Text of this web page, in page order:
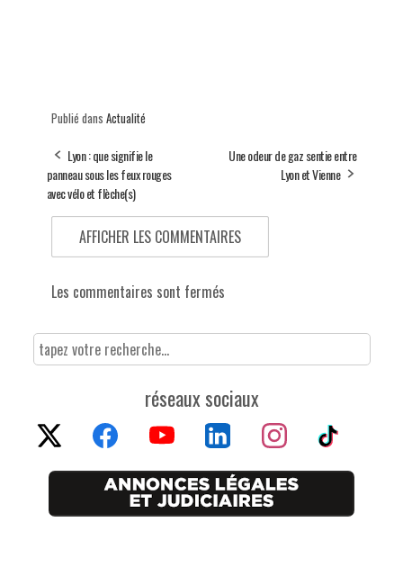
Publié dans Actualité
Lyon : que signifie le
panneau sous les feux rouges
avec vélo et flèche(s)
Une odeur de gaz sentie entre
Lyon et Vienne
AFFICHER LES COMMENTAIRES
Les commentaires sont fermés
réseaux sociaux